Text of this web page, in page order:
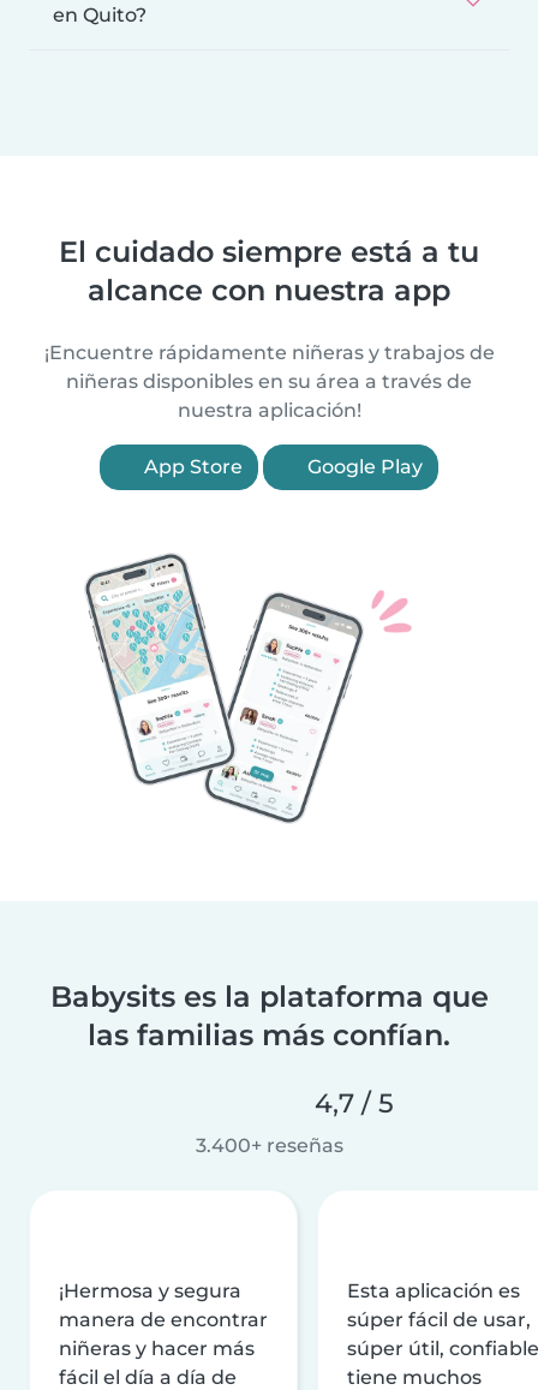
en Quito?
El cuidado siempre está a tu
alcance con nuestra app
¡Encuentre rápidamente niñeras y trabajos de
niñeras disponibles en su área a través de
nuestra aplicación!
App Store Google Play
Babysits es la plataforma que
las familias más confían.
4,7 / 5
3.400+ reseñas
¡Hermosa y segura
manera de encontrar
niñeras y hacer más
fácil el día a día de
Esta aplicación es
súper fácil de usar,
súper útil,
tiene muchos